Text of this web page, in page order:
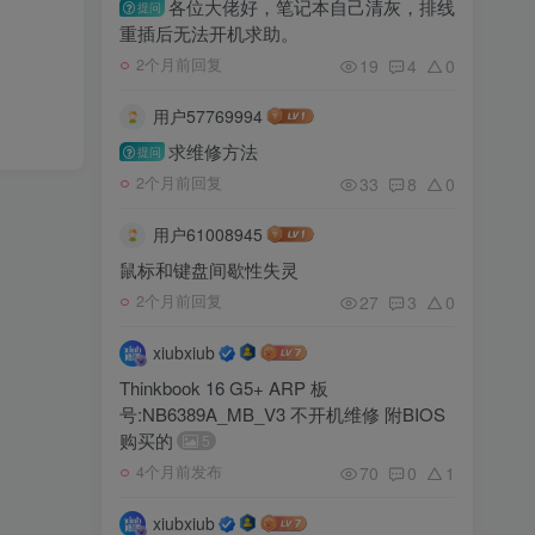
提问 各位大佬好，笔记本自己清灰，排线
重插后无法开机求助。
2个月前回复 19 4 0
用户57769994
提问 求维修方法
2个月前回复 33 8 0
用户61008945
鼠标和键盘间歇性失灵
2个月前回复 27 3 0
xiubxiub
Thinkbook 16 G5+ ARP 板
号:NB6389A_MB_V3 不开机维修 附BIOS
购买的
5
4个月前发布 70 0 1
xiubxiub